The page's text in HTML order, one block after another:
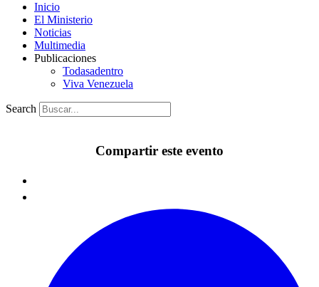
Inicio
El Ministerio
Noticias
Multimedia
Publicaciones
Todasadentro
Viva Venezuela
Search
Compartir este evento